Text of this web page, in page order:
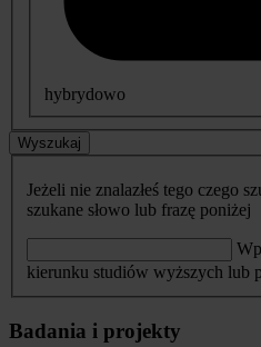
hybrydowo
Wyszukaj
Jeżeli nie znalazłeś tego czego
szukane słowo lub frazę poniżej
kierunku studiów wyższych lub
Badania i projekty